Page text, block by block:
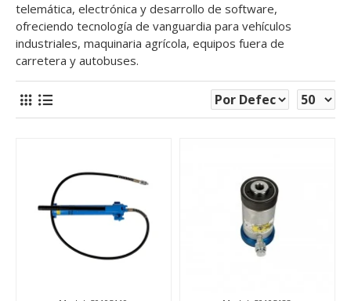
telemática, electrónica y desarrollo de software,
ofreciendo tecnología de vanguardia para vehículos
industriales, maquinaria agrícola, equipos fuera de
carretera y autobuses.